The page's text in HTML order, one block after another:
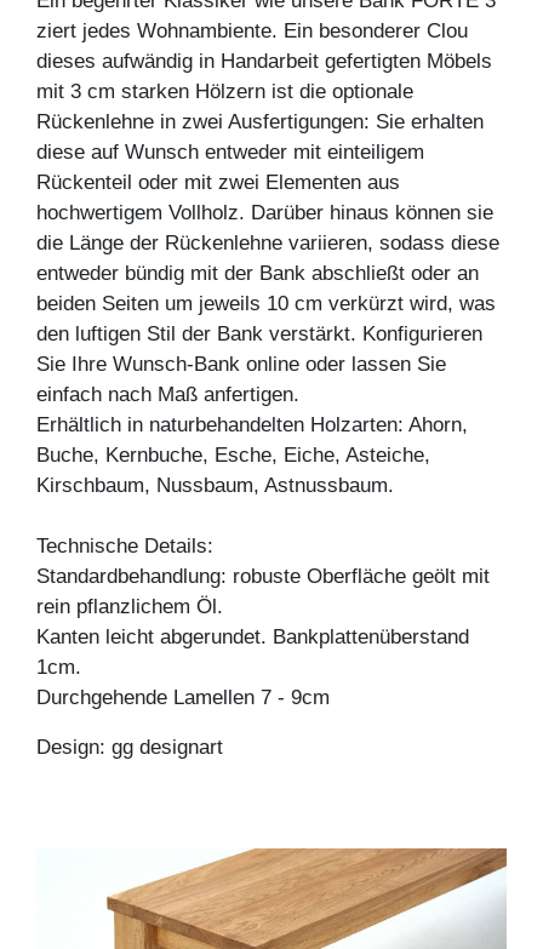
ziert jedes Wohnambiente. Ein besonderer Clou
dieses aufwändig in Handarbeit gefertigten Möbels
mit 3 cm starken Hölzern ist die optionale
Rückenlehne in zwei Ausfertigungen: Sie erhalten
diese auf Wunsch entweder mit einteiligem
Rückenteil oder mit zwei Elementen aus
hochwertigem Vollholz. Darüber hinaus können sie
die Länge der Rückenlehne variieren, sodass diese
entweder bündig mit der Bank abschließt oder an
beiden Seiten um jeweils 10 cm verkürzt wird, was
den luftigen Stil der Bank verstärkt. Konfigurieren
Sie Ihre Wunsch-Bank online oder lassen Sie
einfach nach Maß anfertigen.
Erhältlich in naturbehandelten Holzarten: Ahorn,
Buche, Kernbuche, Esche, Eiche, Asteiche,
Kirschbaum, Nussbaum, Astnussbaum.
Technische Details:
Standardbehandlung: robuste Oberfläche geölt mit
rein pflanzlichem Öl.
Kanten leicht abgerundet. Bankplattenüberstand
1cm.
Durchgehende Lamellen 7 - 9cm
Design: gg designart